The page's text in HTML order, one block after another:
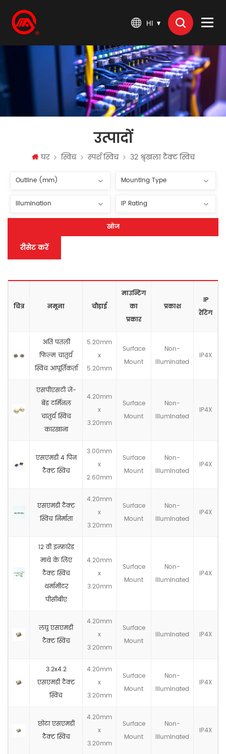
HI
उत्पादों
घर स्विच स्पर्श स्विच 32 श्रृंखला टैक्ट स्विच
खोज
रीसेट करें
चित्र नमूना चौड़ाई
माउन्टिंग
का
प्रकार
प्रकाश
IP
रेटिंग
अति पतली
फिल्म चातुर्य
स्विच आपूर्तिकर्ता
5.20mm
x
5.20mm
Surface
Mount
Non-
llluminated
IP4X
एसपीएसटी जे-
बेंड टर्मिनल
चातुर्य स्विच
कारखाना
4.20mm
x
3.20mm
Surface
Mount
Non-
llluminated
IP4X
एसएमडी 4 पिन
टैक्ट स्विच
3.00mm
x
2.60mm
Surface
Mount
Non-
llluminated
IP4X
एसएमडी टैक्ट
स्विच निर्माता
4.20mm
x
3.20mm
Surface
Mount
Non-
llluminated
IP4X
12 वी इन्फ्रारेड
माथे के लिए
टैक्ट स्विच
थर्मामीटर
पीसीबीए
4.20mm
x
3.20mm
Surface
Mount
Non-
llluminated
IP4X
लघु एसएमडी
टैक्ट स्विच
4.20mm
x
3.20mm
Surface
Mount
llluminated IP4X
3.2x4.2
एसएमडी टैक्ट
स्विच
4.20mm
x
3.20mm
Surface
Mount
Non-
llluminated
IP4X
छोटा एसएमडी
टैक्ट स्विच
4.20mm
x
3.20mm
Surface
Mount
Non-
llluminated
IP4X